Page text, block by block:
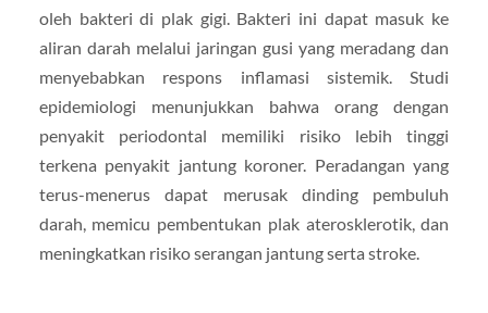
oleh bakteri di plak gigi. Bakteri ini dapat masuk ke
aliran darah melalui jaringan gusi yang meradang dan
menyebabkan respons inflamasi sistemik. Studi
epidemiologi menunjukkan bahwa orang dengan
penyakit periodontal memiliki risiko lebih tinggi
terkena penyakit jantung koroner. Peradangan yang
terus-menerus dapat merusak dinding pembuluh
darah, memicu pembentukan plak aterosklerotik, dan
meningkatkan risiko serangan jantung serta stroke.